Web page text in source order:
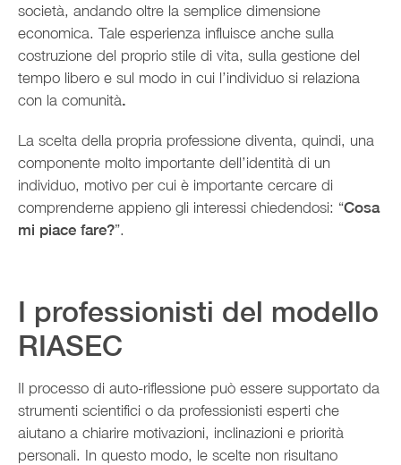
società, andando oltre la semplice dimensione
economica. Tale esperienza influisce anche sulla
costruzione del proprio stile di vita, sulla gestione del
tempo libero e sul modo in cui l’individuo si relaziona
con la comunità.
La scelta della propria professione diventa, quindi, una
componente molto importante dell’identità di un
individuo, motivo per cui è importante cercare di
comprenderne appieno gli interessi chiedendosi: “Cosa
mi piace fare?”.
I professionisti del modello
RIASEC
Il processo di auto-riflessione può essere supportato da
strumenti scientifici o da professionisti esperti che
aiutano a chiarire motivazioni, inclinazioni e priorità
personali. In questo modo, le scelte non risultano